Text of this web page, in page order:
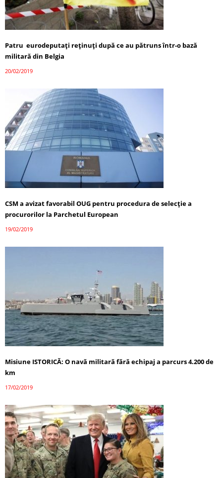
Patru eurodeputaţi reţinuţi după ce au pătruns într-o bază
militară din Belgia
20/02/2019
CSM a avizat favorabil OUG pentru procedura de selecţie a
procurorilor la Parchetul European
19/02/2019
Misiune ISTORICĂ: O navă militară fără echipaj a parcurs 4.200 de
km
17/02/2019